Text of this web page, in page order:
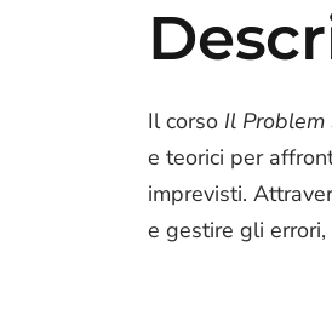
Il corso Il Problem
e teorici per
imprevisti.
e gestire gli